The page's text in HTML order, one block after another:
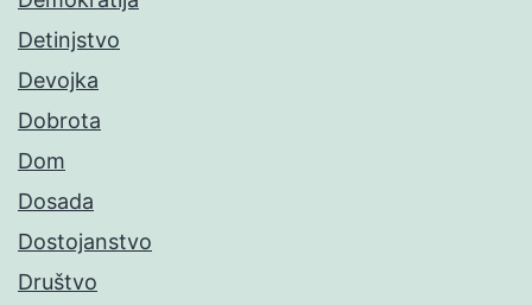
Detinjstvo
Devojka
Dobrota
Dom
Dosada
Dostojanstvo
Društvo